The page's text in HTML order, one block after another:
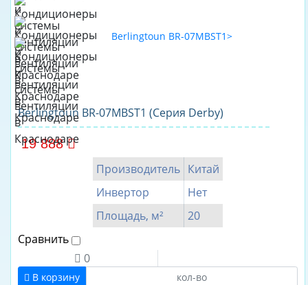
В
наличии
Да
Инвертор
Да
Нет
Бренд
CHERBROOKE
Akvilon
Alecord
Berlingtoun BR-07MBST1 (Серия Derby)
19 888
Производитель Китай
Инвертор
Нет
Площадь, м²
20
Сравнить
0
В корзину